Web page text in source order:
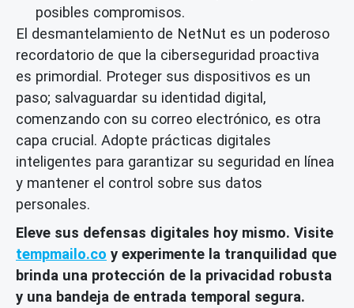
posibles compromisos.
El desmantelamiento de NetNut es un poderoso
recordatorio de que la ciberseguridad proactiva
es primordial. Proteger sus dispositivos es un
paso; salvaguardar su identidad digital,
comenzando con su correo electrónico, es otra
capa crucial. Adopte prácticas digitales
inteligentes para garantizar su seguridad en línea
y mantener el control sobre sus datos
personales.
Eleve sus defensas digitales hoy mismo. Visite
tempmailo.co y experimente la tranquilidad que
brinda una protección de la privacidad robusta
y una bandeja de entrada temporal segura.